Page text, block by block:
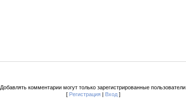
Добавлять комментарии могут только зарегистрированные пользователи.
[ Регистрация Вход ]